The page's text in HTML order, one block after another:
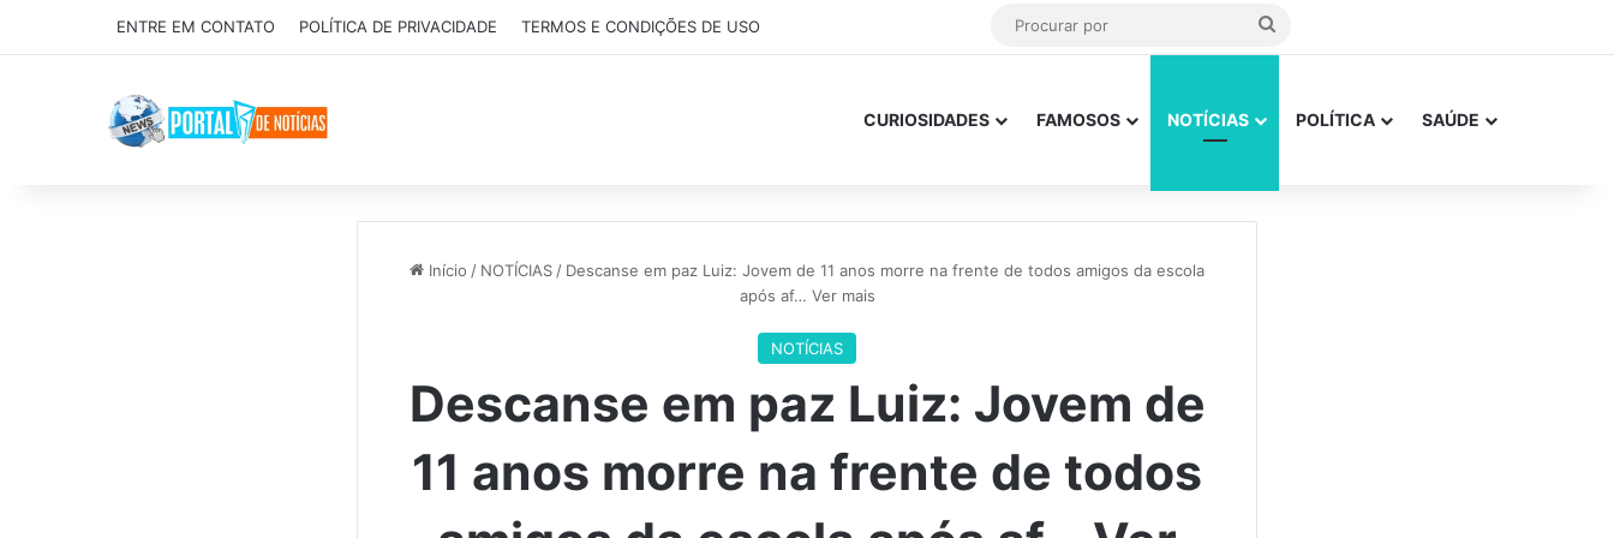
ENTRE EM CONTATO POLÍTICA DE PRIVACIDADE TERMOS E CONDIÇÕES DE USO
CURIOSIDADES FAMOSOS NOTÍCIAS POLÍTICA SAÚDE
Início / NOTÍCIAS / Descanse em paz Luiz: Jovem de 11 anos morre na frente de todos amigos da escola
após af… Ver mais
NOTÍCIAS
Descanse em paz Luiz: Jovem de
11 anos morre na frente de todos